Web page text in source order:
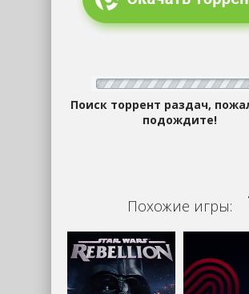
Поиск торрент раздач,
подождите!
Похожие игры: